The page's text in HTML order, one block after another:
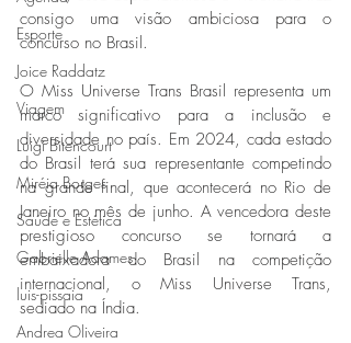
Esporte
Joice Raddatz
Viagem
Luigi Bitencourt
Miréia Borges
Saúde e Estética
Gabrielle Adames
luis-pissaia
Andrea Oliveira
consigo uma visão ambiciosa para o
concurso no Brasil.
O Miss Universe Trans Brasil representa um
marco significativo para a inclusão e
diversidade no país. Em 2024, cada estado
do Brasil terá sua representante competindo
na grande final, que acontecerá no Rio de
Janeiro no mês de junho. A vencedora deste
prestigioso concurso se tornará a
embaixadora do Brasil na competição
internacional, o Miss Universe Trans,
sediado na Índia.